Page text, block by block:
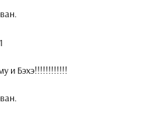
и Бэхэ!!!!!!!!!!!!